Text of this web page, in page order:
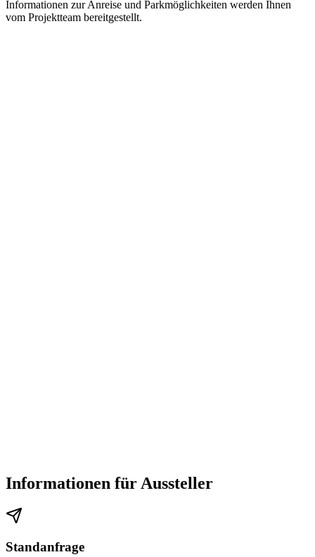
Informationen zur Anreise und Parkmöglichkeiten werden Ihnen
vom Projektteam bereitgestellt.
Informationen für Aussteller
Standanfrage